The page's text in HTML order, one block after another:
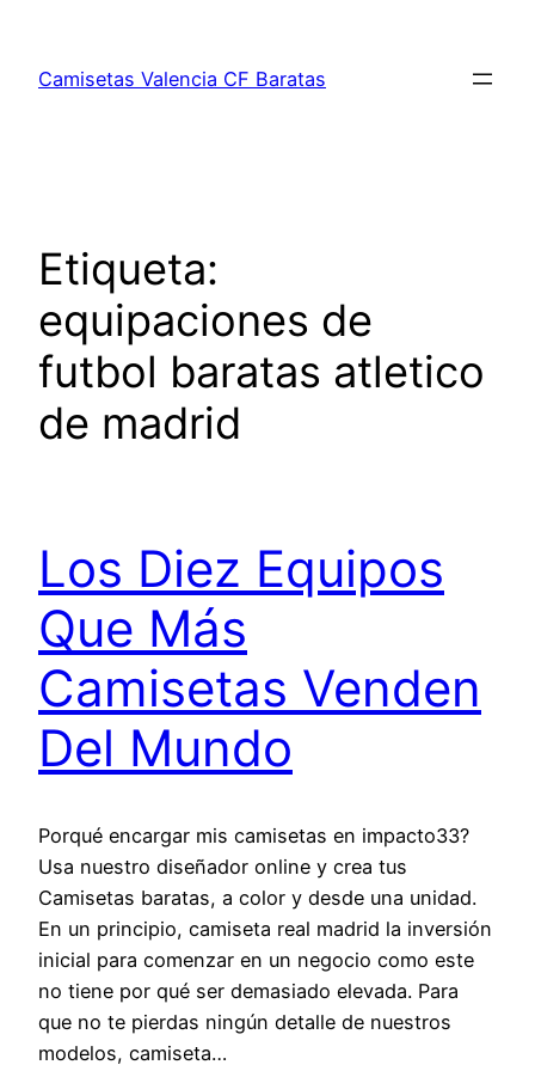
contenido
Camisetas Valencia CF Baratas
Etiqueta:
equipaciones de
futbol baratas atletico
de madrid
Los Diez Equipos
Que Más
Camisetas Venden
Del Mundo
Porqué encargar mis camisetas en impacto33?
Usa nuestro diseñador online y crea tus
Camisetas baratas, a color y desde una unidad.
En un principio, camiseta real madrid la inversión
inicial para comenzar en un negocio como este
no tiene por qué ser demasiado elevada. Para
que no te pierdas ningún detalle de nuestros
modelos, camiseta…